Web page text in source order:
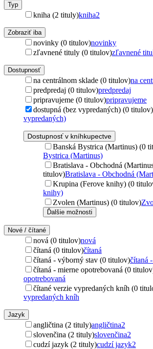
Typ
kniha (2 tituly)kniha2
Zobraziť iba
novinky (0 titulov)novinky
zľavnené tituly (0 titulov)zľavnené
Dostupnosť
na centrálnom sklade (0 titulov)na
predpredaj (0 titulov)predpredaj
pripravujeme (0 titulov)pripravujeme
dostupná (bez vypredaných) (0 titulov)
vypredaných)
Dostupnosť v kníhkupectve
Banská Bystrica (Martinus) (0
Bystrica (Martinus)
Bratislava - Obchodná
titulov)Bratislava - Obchodná
Krupina (Ferove knihy) (0
knihy)
Zvolen (Martinus) (0 titulov)
Ďalšie možnosti
Nové / čítané
nová (0 titulov)nová
čítaná (0 titulov)čítaná
čítaná - výborný stav (0 titulov)čítaná
čítaná - mierne opotrebovaná (0
opotrebovaná
čítané verzie vypredaných kníh (0
vypredaných kníh
Jazyk
angličtina (2 tituly)angličtina2
slovenčina (2 tituly)slovenčina2
cudzí jazyk (2 tituly)cudzí jazyk2